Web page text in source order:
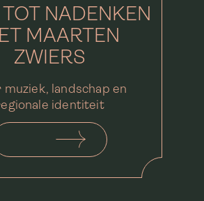
NADENKEN
MAARTEN
ZWIERS
muziek, landschap en
identiteit